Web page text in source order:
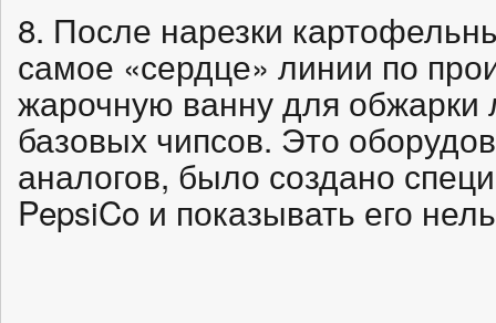
8. После нарезки
самое «сердце» линии по
жарочную ванну для обжарки
базовых чипсов. Это
аналогов, было создано
PepsiCo и показывать его